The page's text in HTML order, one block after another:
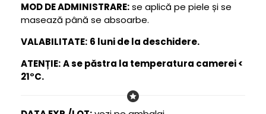
MOD DE ADMINISTRARE:se aplică pe piele și se
masează până se absoarbe.
VALABILITATE: 6 luni de la deschidere.
ATENȚIE:A se păstra la temperatura camerei <
21°C.